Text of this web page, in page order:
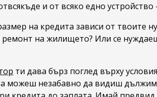
и от всяко едно
на кредита зависи от твоите
на жилището? Или се
ти дава бърз поглед върху
можеш незабавно да видиш